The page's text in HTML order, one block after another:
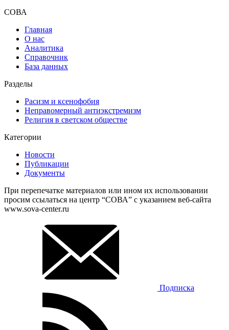
СОВА
Главная
О нас
Аналитика
Справочник
База данных
Разделы
Расизм и ксенофобия
Неправомерный антиэкстремизм
Религия в светском обществе
Категории
Новости
Публикации
Документы
При перепечатке материалов или ином их использовании
просим ссылаться на центр “СОВА” с указанием веб-сайта
www.sova-center.ru
Подписка